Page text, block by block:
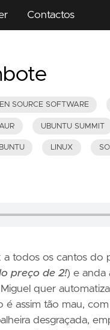
Contactos
SOURCE SOFTWARE
UBUNTU SUMMIT
LINUX
todos os cantos do
preço de 2!) e anda
quer
assim tão mau,
desgraçada,